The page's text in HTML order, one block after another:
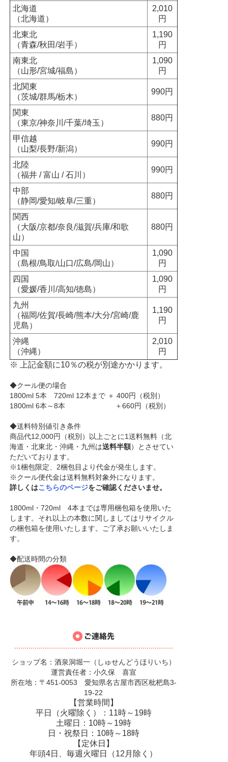
北海道
（北海道）
2,010
円
北東北
（青森/秋田/岩手）
1,190
円
南東北
（山形/宮城/福島）
1,090
円
北関東
（茨城/群馬/栃木）
990円
関東
（東京/神奈川/千葉/埼玉）
880円
甲信越
（山梨/長野/新潟）
990円
北陸
（福井 / 富山 / 石川）
990円
中部
（静岡/愛知/岐阜/三重）
880円
関西
（大阪/京都/奈良/滋賀/兵庫/和歌
山）
880円
中国
（島根/鳥取/山口/広島/岡山）
1,090
円
四国
（愛媛/香川/高知/徳島）
1,090
円
九州
（福岡/佐賀/長崎/熊本/大分/宮崎/鹿
児島）
1,190
円
沖縄
（沖縄）
2,010
円
※ 上記金額に10％の税が別途かかります。
◆クール便の場合
1800ml 5本 720ml 12本まで ＋ 400円（税別）
1800ml 6本～8本 ＋660円（税別）
◆送料特別値引き条件
商品代12,000円（税別）以上ごとに1送料無料（北
海道・北東北・沖縄・九州は送料半額）とさせてい
ただいております。
※1梱包限定、2梱包目より代金が発生します。
※クール便代金は送料無料対象外になります。
詳しくはこちらのページをご確認くださいませ。
1800ml・720ml 4本までは専用梱包箱を使用いた
します。それ以上の本数に関しましてはリサイクル
の梱包箱を使用いたします。ご了承お願いいたしま
す。
◆配送時間の分類
ショップ名：酒泉洞堀一（しゅせんどうほりいち）
運営責任者：小久保 喜宣
所在地：〒451-0053 愛知県名古屋市西区枇杷島3-
19-22
【営業時間】
平日（火曜除く）：11時～19時
土曜日：10時～19時
日・祝祭日：10時～18時
【定休日】
年頭4日、毎週火曜日（12月除く）